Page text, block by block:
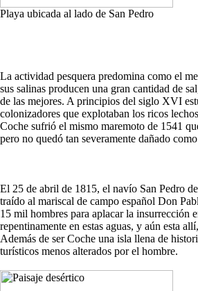
Playa ubicada al lado de San Pedro
La actividad pesquera predomina como el
sus salinas producen una gran cantidad de
de las mejores. A principios del siglo XVI
colonizadores que explotaban los ricos
Coche sufrió el mismo maremoto de 1541
pero no quedó tan severamente dañado
El 25 de abril de 1815, el navío San Pedro
traído al mariscal de campo español Don
15 mil hombres para aplacar la insurrección
repentinamente en estas aguas, y aún esta
Además de ser Coche una isla llena de
turísticos menos alterados por el hombre.